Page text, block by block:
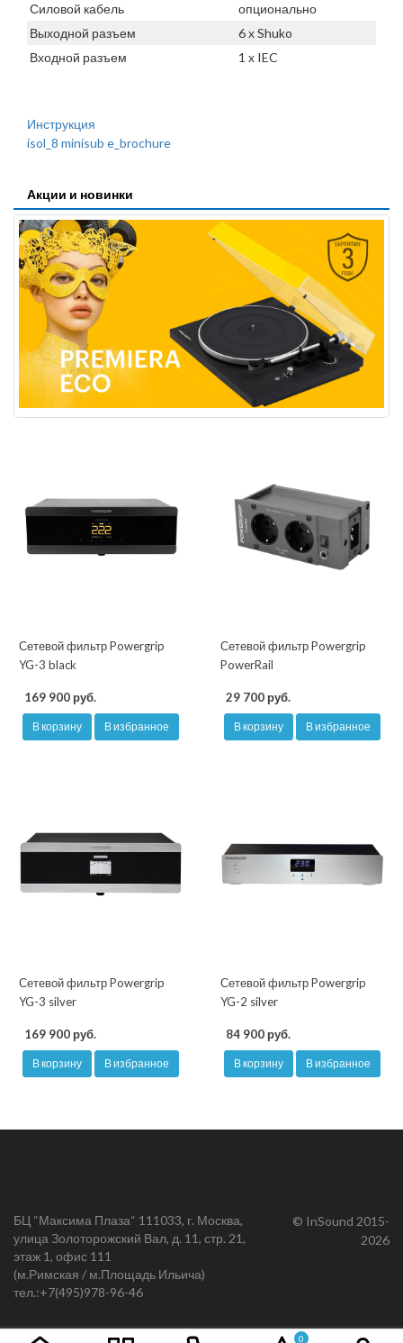
Силовой кабель
опционально
Выходной разъем
6 х Shuko
Входной разъем
1 х IEC
Инструкция
isol_8 minisub e_brochure
Акции и новинки
Сетевой фильтр Powergrip
YG-3 black
169 900 руб.
В корзину В избранное
Сетевой фильтр Powergrip
PowerRail
29 700 руб.
В корзину В избранное
Сетевой фильтр Powergrip
YG-3 silver
169 900 руб.
В корзину В избранное
Сетевой фильтр Powergrip
YG-2 silver
84 900 руб.
В корзину В избранное
БЦ “Максима Плаза“ 111033, г. Москва,
улица Золоторожский Вал, д. 11, стр. 21,
этаж 1, офис 111
(м.Римская / м.Площадь Ильича)
тел.:+7(495)978-96-46
© InSound 2015-
2026
0